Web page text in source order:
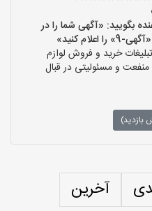
بگویید: «آگهی شما را در
کنید»
خرید و فروش لوازم
و مسئولیتی در قبال
بازدید)
آخرین